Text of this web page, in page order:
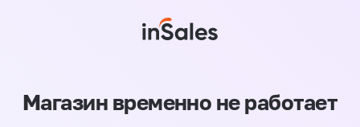
Магазин временно не работает